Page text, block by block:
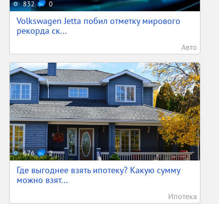
832 0
Volkswagen Jetta побил отметку мирового
рекорда ск...
Авто
676 2
Где выгоднее взять ипотеку? Какую сумму
можно взят...
Ипотека